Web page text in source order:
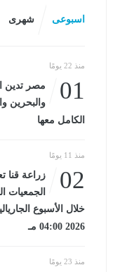
اسبوعى شهرى
منذ 22 يومًا
01
مصر تدين
والبحرين
الكامل معها
منذ 11 يومًا
02
زراعة قنا
الجمعيات
2026 04:00 مـ
منذ 23 يومًا